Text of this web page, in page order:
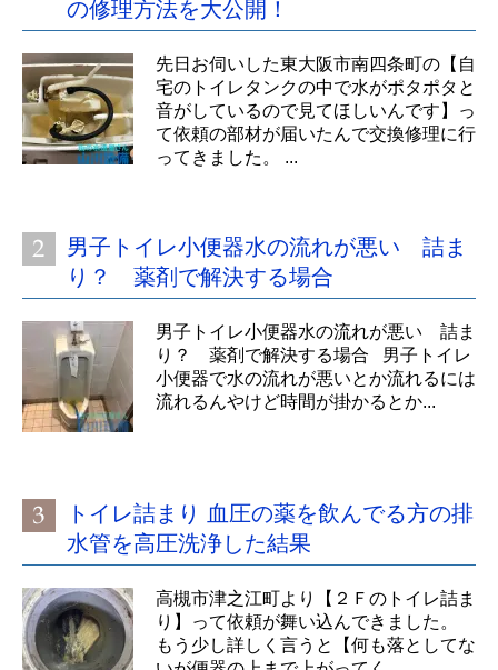
の修理方法を大公開！
先日お伺いした東大阪市南四条町の【自
宅のトイレタンクの中で水がポタポタと
音がしているので見てほしいんです】っ
て依頼の部材が届いたんで交換修理に行
ってきました。 ...
男子トイレ小便器水の流れが悪い 詰ま
り？ 薬剤で解決する場合
男子トイレ小便器水の流れが悪い 詰ま
り？ 薬剤で解決する場合 男子トイレ
小便器で水の流れが悪いとか流れるには
流れるんやけど時間が掛かるとか...
トイレ詰まり 血圧の薬を飲んでる方の排
水管を高圧洗浄した結果
高槻市津之江町より【２Ｆのトイレ詰ま
り】って依頼が舞い込んできました。
もう少し詳しく言うと【何も落としてな